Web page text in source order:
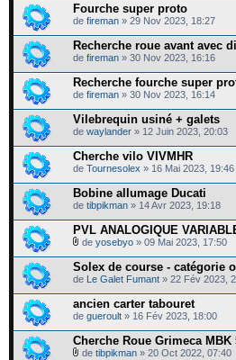
Fourche super proto
de fireman » 29 Nov 2023, 18:27
Recherche roue avant avec
de fireman » 30 Nov 2023, 16:16
Recherche fourche super
de fireman » 30 Nov 2023, 16:14
Vilebrequin usiné + galets
de waylander » 12 Juin 2023, 20:03
Cherche vilo VIVMHR
de Tournesolex » 16 Mai 2023, 19:46
Bobine allumage Ducati
de tibpikman » 14 Avr 2023, 19:18
PVL ANALOGIQUE
de yosebyo » 09 Mai 2023, 17:50
Solex de course - catégorie
de Le Galet Fumant » 22 Fév 2023,
ancien carter tabouret
de gueroult » 16 Fév 2023, 18:00
Cherche Roue Grimeca MBK
de tibpikman » 20 Oct 2022, 07:40